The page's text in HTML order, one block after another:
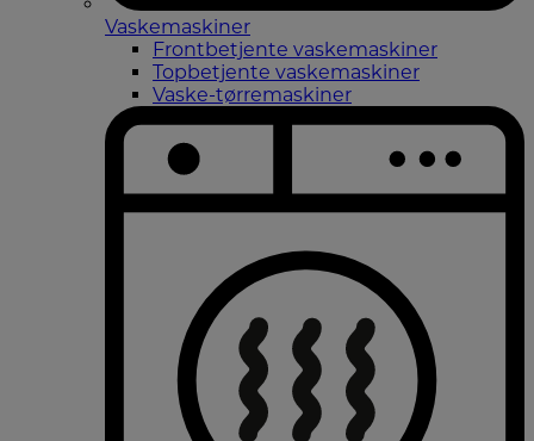
Vaskemaskiner
Frontbetjente vaskemaskiner
Topbetjente vaskemaskiner
Vaske-tørremaskiner